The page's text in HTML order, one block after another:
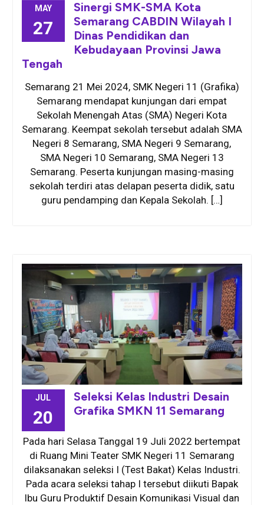
MAY
27
Sinergi SMK-SMA Kota
Semarang CABDIN Wilayah I
Dinas Pendidikan dan
Kebudayaan Provinsi Jawa
Tengah
Semarang 21 Mei 2024, SMK Negeri 11 (Grafika)
Semarang mendapat kunjungan dari empat
Sekolah Menengah Atas (SMA) Negeri Kota
Semarang. Keempat sekolah tersebut adalah SMA
Negeri 8 Semarang, SMA Negeri 9 Semarang,
SMA Negeri 10 Semarang, SMA Negeri 13
Semarang. Peserta kunjungan masing-masing
sekolah terdiri atas delapan peserta didik, satu
guru pendamping dan Kepala Sekolah. […]
JUL
20
Seleksi Kelas Industri Desain
Grafika SMKN 11 Semarang
Pada hari Selasa Tanggal 19 Juli 2022 bertempat
di Ruang Mini Teater SMK Negeri 11 Semarang
dilaksanakan seleksi I (Test Bakat) Kelas Industri.
Pada acara seleksi tahap I tersebut diikuti Bapak
Ibu Guru Produktif Desain Komunikasi Visual dan